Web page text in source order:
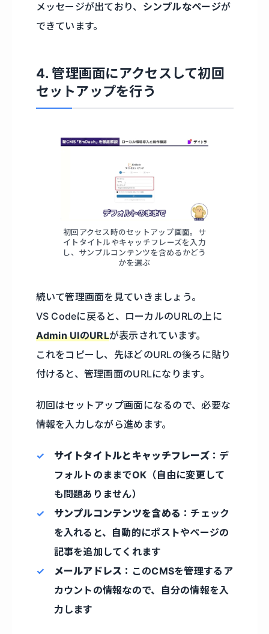
メッセージが出ており、 シンプルなページが
できています。
4. 管理画面にアクセスして初回
セットアップを行う
初回アクセス時のセットアップ画面。サ
イトタイトルやキャッチフレーズを入力
し、サンプルコンテンツを含めるかどう
かを選ぶ
続いて管理画面を見ていきましょう。
VS Codeに戻ると、ローカルのURLの上に
Admin UIのURLが表示されています。
これをコピーし、先ほどのURLの後ろに貼り
付けると、管理画面のURLになります。
初回はセットアップ画面になるので、必要な
情報を入力しながら進めます。
サイトタイトルとキャッチフレーズ ：デ
フォルトのままでOK（自由に変更して
も問題ありません）
サンプルコンテンツを含める ：チェック
を入れると、自動的にポストやページの
記事を追加してくれます
メールアドレス ：このCMSを管理するア
カウントの情報なので、自分の情報を入
力します